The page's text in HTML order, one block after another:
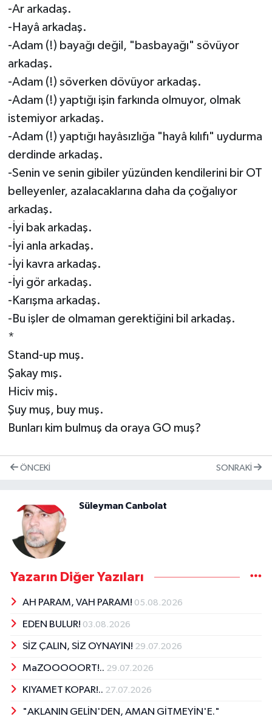
-Ar arkadaş.
-Hayâ arkadaş.
-Adam (!) bayağı değil, "basbayağı" sövüyor
arkadaş.
-Adam (!) söverken dövüyor arkadaş.
-Adam (!) yaptığı işin farkında olmuyor, olmak
istemiyor arkadaş.
-Adam (!) yaptığı hayâsızlığa "hayâ kılıfı" uydurma
derdinde arkadaş.
-Senin ve senin gibiler yüzünden kendilerini bir OT
belleyenler, azalacaklarına daha da çoğalıyor
arkadaş.
-İyi bak arkadaş.
-İyi anla arkadaş.
-İyi kavra arkadaş.
-İyi gör arkadaş.
-Karışma arkadaş.
-Bu işler de olmaman gerektiğini bil arkadaş.
*
Stand-up muş.
Şakay mış.
Hiciv miş.
Şuy muş, buy muş.
Bunları kim bulmuş da oraya GO muş?
ÖNCEKI SONRAKI
Süleyman Canbolat
Yazarın Diğer Yazıları
AH PARAM, VAH PARAM! 05.08.2026
EDEN BULUR! 03.08.2026
SİZ ÇALIN, SİZ OYNAYIN! 29.07.2026
MaZOOOOORT!.. 29.07.2026
KIYAMET KOPAR!.. 27.07.2026
"AKLANIN GELİN'DEN, AMAN GİTMEYİN'E."